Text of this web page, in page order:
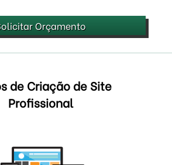
Orçamento
de Criação de Site
Profissional